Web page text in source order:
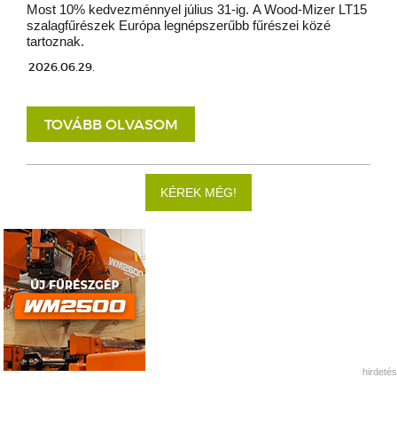
Most 10% kedvezménnyel július 31-ig. A Wood-Mizer LT15
szalagfűrészek Európa legnépszerűbb fűrészei közé
tartoznak.
2026.06.29.
TOVÁBB OLVASOM
KÉREK MÉG!
hirdetés